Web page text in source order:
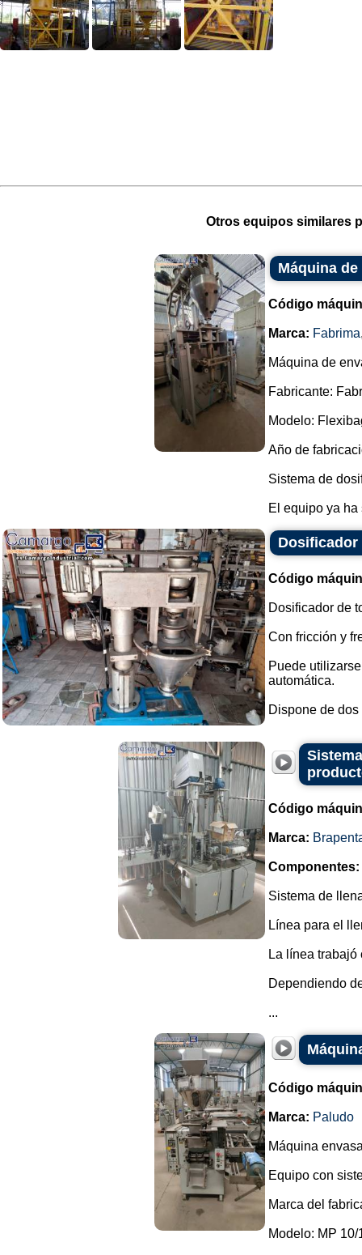
Otros equipos similares
Máquina
Código
Marca: Fabrima
Máquina de
Fabricante:
Modelo:
Año de
Sistema de
El equipo ya ha
Código
Dosificador de
Con fricción y
Puede
automática.
Dispone de
Código
Marca:
Componentes:
Sistema de
Línea para el
La línea trabajó
Dependiendo
...
Código
Marca: Paludo
Máquina
Equipo con
Marca del
Modelo: MP 10/